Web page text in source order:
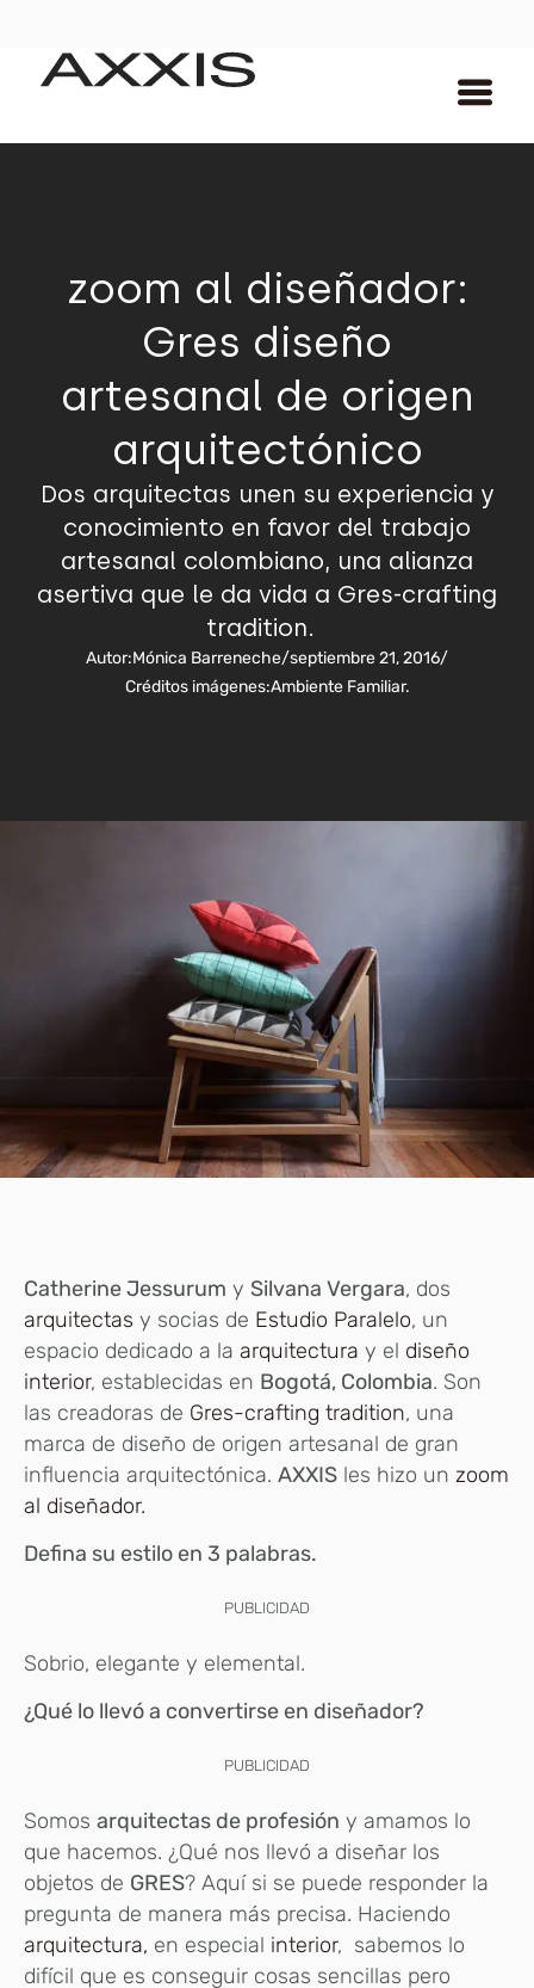
zoom al diseñador:
Gres diseño
artesanal de origen
arquitectónico
Dos arquitectas unen su experiencia y
conocimiento en favor del trabajo
artesanal colombiano, una alianza
asertiva que le da vida a Gres-crafting
tradition.
Autor:Mónica Barreneche/septiembre 21, 2016/
Créditos imágenes:Ambiente Familiar.
Catherine Jessurum y Silvana Vergara, dos
arquitectas y socias de Estudio Paralelo, un
espacio dedicado a la arquitectura y el diseño
interior, establecidas en Bogotá, Colombia. Son
las creadoras de Gres-crafting tradition, una
marca de diseño de origen artesanal de gran
influencia arquitectónica. AXXIS les hizo un zoom
al diseñador.
Defina su estilo en 3 palabras.
PUBLICIDAD
Sobrio, elegante y elemental.
¿Qué lo llevó a convertirse en diseñador?
PUBLICIDAD
Somos arquitectas de profesión y amamos lo
que hacemos. ¿Qué nos llevó a diseñar los
objetos de GRES? Aquí si se puede responder la
pregunta de manera más precisa. Haciendo
arquitectura, en especial interior, sabemos lo
difícil que es conseguir cosas sencillas pero